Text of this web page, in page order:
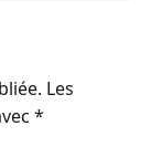
Les
*